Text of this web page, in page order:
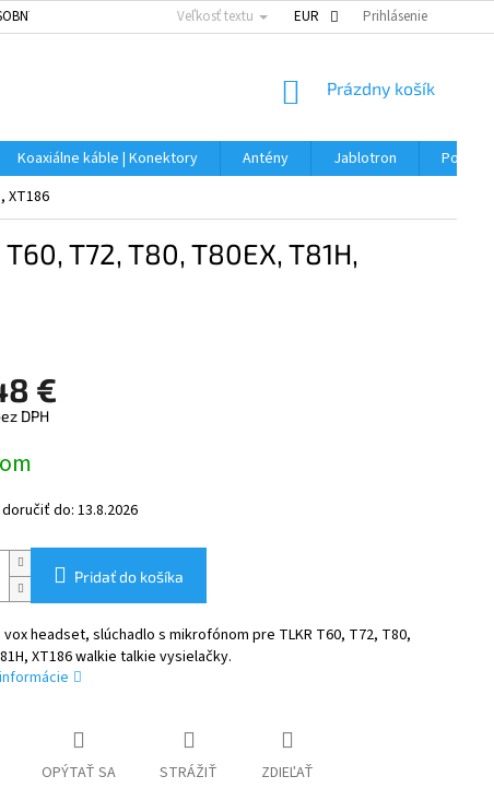
ÚDAJOV Veľkosť textu EUR Prihlásenie
NÁKUPNÝ
Prázdny košík
Koaxiálne káble | Konektory Antény Jablotron
XT186
T72, T80, T80EX, T81H,
€
DPH
do: 13.8.2026
Pridať do košíka
headset, slúchadlo s mikrofónom pre TLKR T60, T72, T80,
XT186 walkie talkie vysielačky.
OPÝTAŤ SA STRÁŽIŤ ZDIEĽAŤ